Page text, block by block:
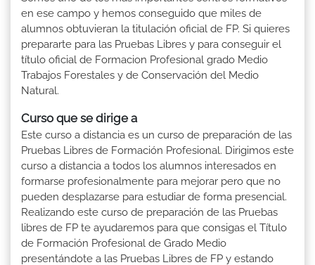
en ese campo y hemos conseguido que miles de
alumnos obtuvieran la titulación oficial de FP. Si quieres
prepararte para las Pruebas Libres y para conseguir el
título oficial de Formacion Profesional grado Medio
Trabajos Forestales y de Conservación del Medio
Natural.
Curso que se dirige a
Este curso a distancia es un curso de preparación de las
Pruebas Libres de Formación Profesional. Dirigimos este
curso a distancia a todos los alumnos interesados en
formarse profesionalmente para mejorar pero que no
pueden desplazarse para estudiar de forma presencial.
Realizando este curso de preparación de las Pruebas
libres de FP te ayudaremos para que consigas el Título
de Formación Profesional de Grado Medio
presentándote a las Pruebas Libres de FP y estando